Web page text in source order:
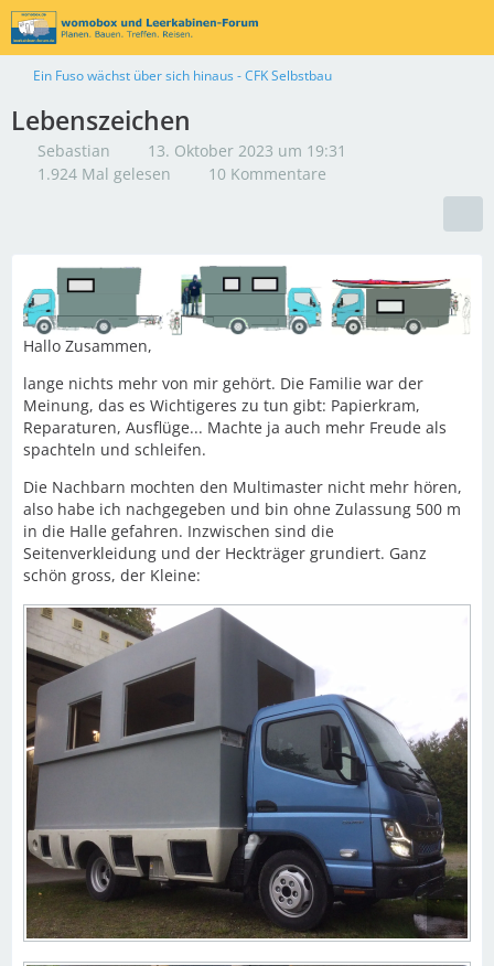
Ein Fuso wächst über sich hinaus - CFK Selbstbau
Lebenszeichen
Sebastian
13. Oktober 2023 um 19:31
1.924 Mal gelesen
10 Kommentare
Hallo Zusammen,
lange nichts mehr von mir gehört. Die Familie war der
Meinung, das es Wichtigeres zu tun gibt: Papierkram,
Reparaturen, Ausflüge... Machte ja auch mehr Freude als
spachteln und schleifen.
Die Nachbarn mochten den Multimaster nicht mehr hören,
also habe ich nachgegeben und bin ohne Zulassung 500 m
in die Halle gefahren. Inzwischen sind die
Seitenverkleidung und der Heckträger grundiert. Ganz
schön gross, der Kleine: